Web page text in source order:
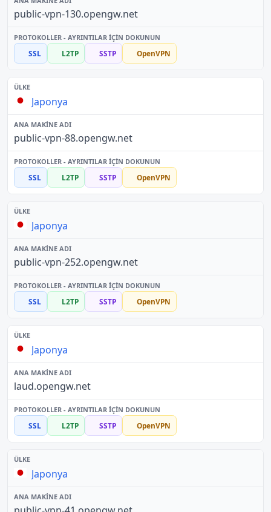
public-vpn-130.opengw.net
SSL L2TP SSTP OpenVPN
Japonya
public-vpn-88.opengw.net
SSL L2TP SSTP OpenVPN
Japonya
public-vpn-252.opengw.net
SSL L2TP SSTP OpenVPN
Japonya
laud.opengw.net
SSL L2TP SSTP OpenVPN
Japonya